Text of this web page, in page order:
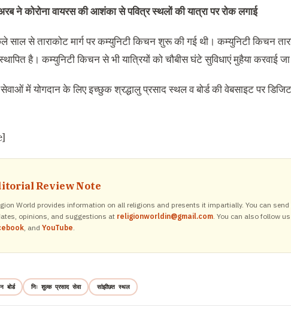
ने कोरोना वायरस की आशंका से पवित्र स्थलों की यात्रा पर रोक लगाई
साल से ताराकोट मार्ग पर कम्युनिटी किचन शुरू की गई थी। कम्युनिटी किचन
है। कम्युनिटी किचन से भी यात्रियों को चौबीस घंटे सुविधाएं मुहैया करवाई जा
में योगदान के लिए इच्छुक श्रद्धालु प्रसाद स्थल व बोर्ड की वेबसाइट पर
Review Note
World provides information on all religions and presents it impartially. You can
opinions, and suggestions at religionworldin@gmail.com. You can also follow
, and YouTube.
बोर्ड निः शुल्क प्रसाद सेवा सांझीछत स्थल